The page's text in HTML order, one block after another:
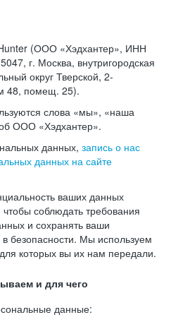
(ООО «Хэдхантер», ИНН
г. Москва, внутригородская
округ Тверской, 2-
48, помещ. 25).
слова «мы», «наша
ООО «Хэдхантер».
данных, запись о нас
данных на сайте
ваших данных
соблюдать требования
и сохранять ваши
безопасности. Мы используем
которых вы их нам передали.
и для чего
данные: